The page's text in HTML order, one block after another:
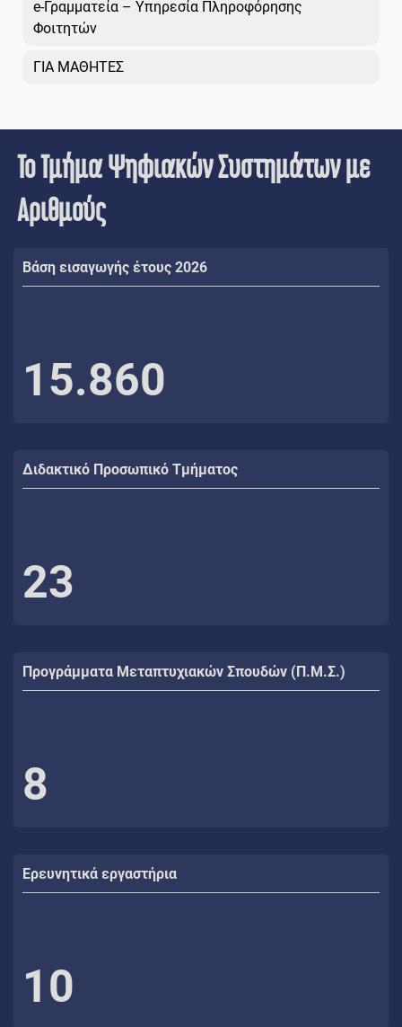
e-Γραμματεία – Υπηρεσία Πληροφόρησης
Φοιτητών
ΓΙΑ ΜΑΘΗΤΕΣ
Το Τμήμα Ψηφιακών Συστημάτων με
Αριθμούς
Βάση εισαγωγής έτους 2026
15.860
Διδακτικό Προσωπικό Τμήματος
23
Προγράμματα Μεταπτυχιακών Σπουδών (Π.Μ.Σ.)
8
Ερευνητικά εργαστήρια
10